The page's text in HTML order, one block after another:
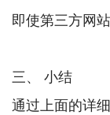
即使第三方网
三、 小结
通过上面的详细